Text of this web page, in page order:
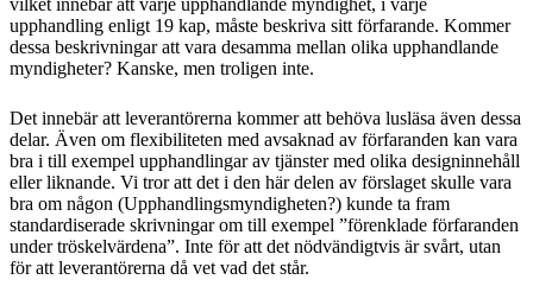
upphandling enligt 19 kap, måste beskriva sitt förfarande. Kommer
dessa beskrivningar att vara desamma mellan olika upphandlande
myndigheter? Kanske, men troligen inte.
Det innebär att leverantörerna kommer att behöva lusläsa även dessa
delar. Även om flexibiliteten med avsaknad av förfaranden kan vara
bra i till exempel upphandlingar av tjänster med olika designinnehåll
eller liknande. Vi tror att det i den här delen av förslaget skulle vara
bra om någon (Upphandlingsmyndigheten?) kunde ta fram
standardiserade skrivningar om till exempel ”förenklade förfaranden
under tröskelvärdena”. Inte för att det nödvändigtvis är svårt, utan
för att leverantörerna då vet vad det står.